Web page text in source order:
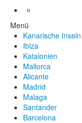
Menü
Kanarische Inseln
Ibiza
Katalonien
Mallorca
Alicante
Madrid
Malaga
Santander
Barcelona